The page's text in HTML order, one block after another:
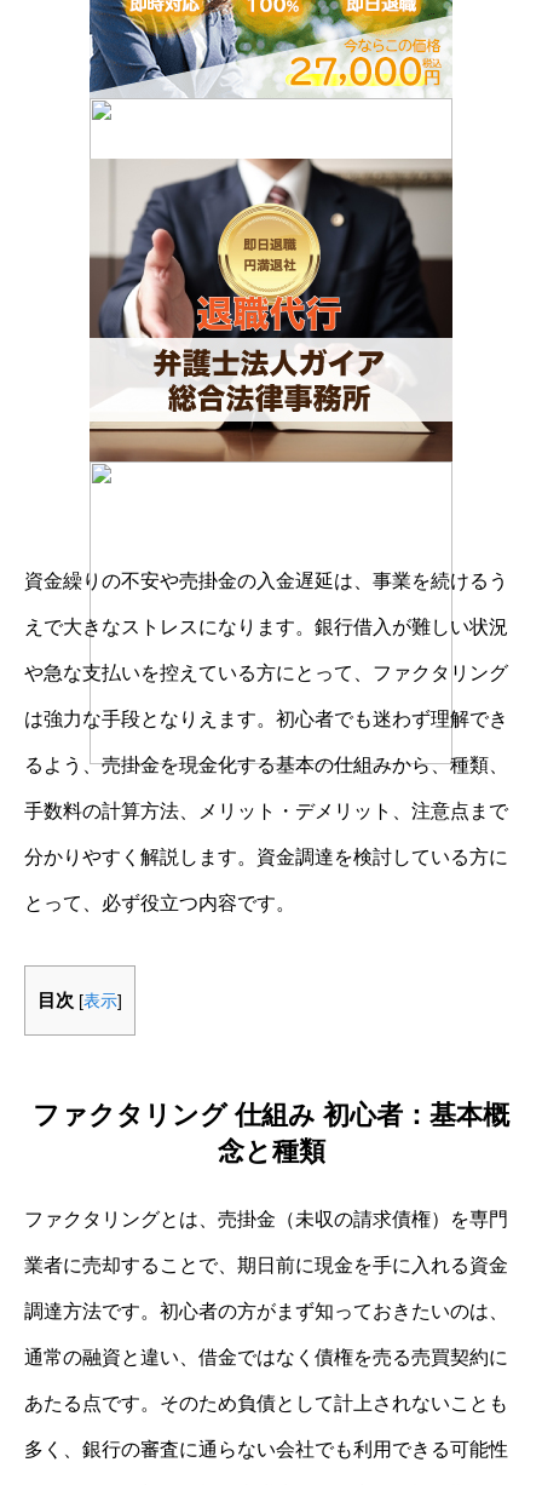
資金繰りの不安や売掛金の入金遅延は、事業を続けるう
えで大きなストレスになります。銀行借入が難しい状況
や急な支払いを控えている方にとって、ファクタリング
は強力な手段となりえます。初心者でも迷わず理解でき
るよう、売掛金を現金化する基本の仕組みから、種類、
手数料の計算方法、メリット・デメリット、注意点まで
分かりやすく解説します。資金調達を検討している方に
とって、必ず役立つ内容です。
目次 [表示]
ファクタリング 仕組み 初心者：基本概
念と種類
ファクタリングとは、売掛金（未収の請求債権）を専門
業者に売却することで、期日前に現金を手に入れる資金
調達方法です。初心者の方がまず知っておきたいのは、
通常の融資と違い、借金ではなく債権を売る売買契約に
あたる点です。そのため負債として計上されないことも
多く、銀行の審査に通らない会社でも利用できる可能性